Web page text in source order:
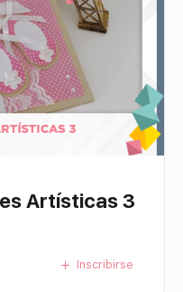
Artísticas 3
Inscribirse